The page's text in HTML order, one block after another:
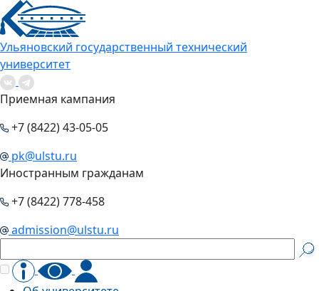
Ульяновский государственный технический
университет
Приемная кампания
+7 (8422) 43-05-05
pk@ulstu.ru
Иностранным гражданам
+7 (8422) 778-458
admission@ulstu.ru